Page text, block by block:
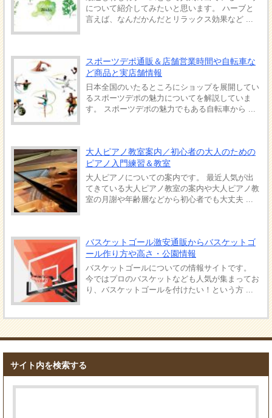
について紹介してみたいと思います。 ハーブと
言えば、なんだかんだとリラックス効果など ...
スポーツデポ通販＆店舗営業時間や自転車な
ど商品と実店舗情報
日本全国のいたるところにショップを展開してい
るスポーツデポの魅力についてを解説していま
す。 スポーツデポの魅力でもある自転車から ...
大人ピアノ教室案内／初心者の大人のための
ピアノ入門練習＆教室
大人ピアノについての案内です。 最近人気が出
てきている大人ピアノ教室の案内や大人ピアノ教
室の月謝や年齢層などから初心者でも大丈夫 ...
バスケットゴール激安通販からバスケットゴ
ール作り方や高さ・公園情報
バスケットゴールについての情報サイトです。
今ではプロのバスケットなども人気が集まってお
り、バスケットゴールを付けたい！という方 ...
サイト内を検索する